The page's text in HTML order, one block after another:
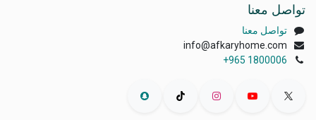
تواصل معنا
تواصل معنا
info@afkaryhome.com
+965 1800006